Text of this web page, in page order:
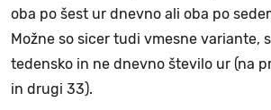
oba po šest ur dnevno ali oba po
Možne so sicer tudi vmesne variante,
tedensko in ne dnevno število ur (na
in drugi 33).